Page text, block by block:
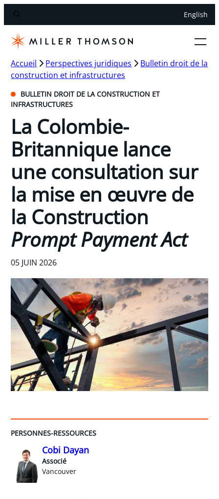
English
Accueil Perspectives juridiques
Bulletin droit de la
construction et infrastructures
BULLETIN DROIT DE LA CONSTRUCTION ET
INFRASTRUCTURES
La Colombie-
Britannique lance
une consultation sur
la mise en œuvre de
la Construction
Prompt Payment Act
05 JUIN 2026
PERSONNES-RESSOURCES
Cobi Dayan
Associé
Vancouver